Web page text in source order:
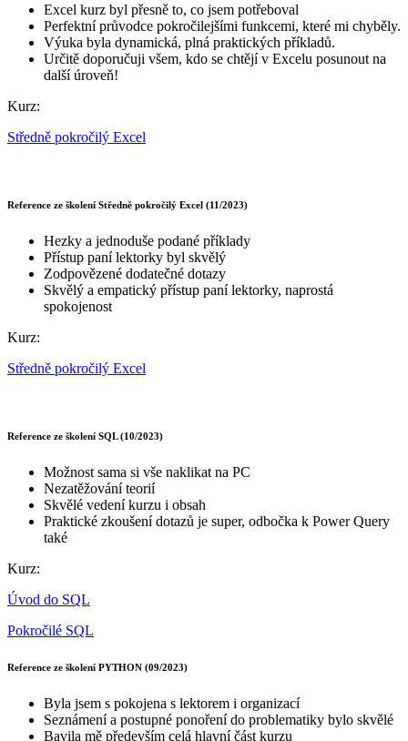
Excel kurz byl přesně to, co jsem potřeboval
Perfektní průvodce pokročilejšími funkcemi, které mi chyběly.
Výuka byla dynamická, plná praktických příkladů.
Určitě doporučuji všem, kdo se chtějí v Excelu posunout na
další úroveň!
Kurz:
Středně pokročilý Excel
Reference ze školení Středně pokročilý Excel (11/2023)
Hezky a jednoduše podané příklady
Přístup paní lektorky byl skvělý
Zodpovězené dodatečné dotazy
Skvělý a empatický přístup paní lektorky, naprostá
spokojenost
Kurz:
Středně pokročilý Excel
Reference ze školení SQL (10/2023)
Možnost sama si vše naklikat na PC
Nezatěžování teorií
Skvělé vedení kurzu i obsah
Praktické zkoušení dotazů je super, odbočka k Power Query
také
Kurz:
Úvod do SQL
Pokročilé SQL
Reference ze školení PYTHON (09/2023)
Byla jsem s pokojena s lektorem i organizací
Seznámení a postupné ponoření do problematiky bylo skvělé
Bavila mě především celá hlavní část kurzu